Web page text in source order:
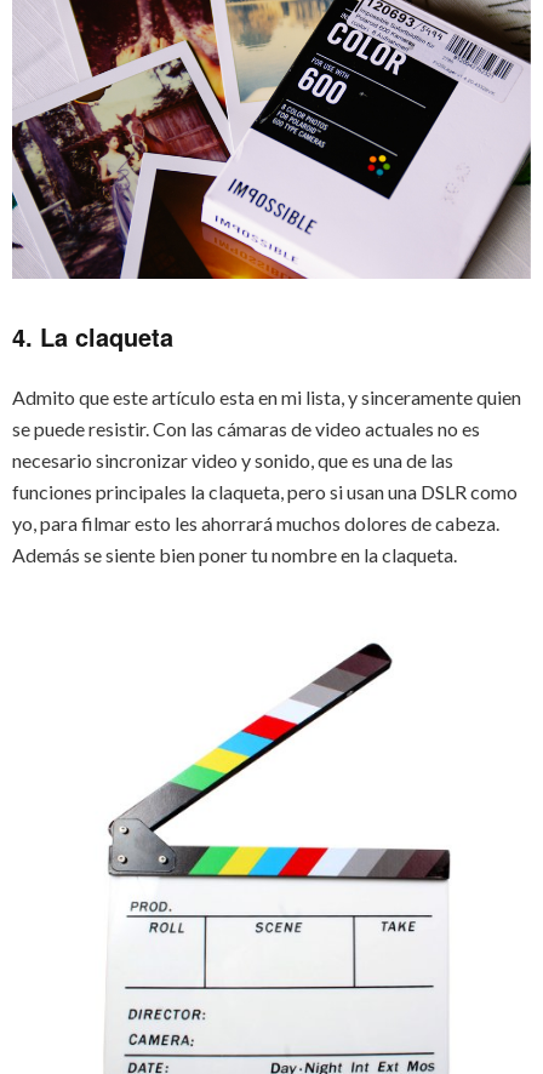
4. La claqueta
Admito que este artículo esta en mi lista, y sinceramente quien
se puede resistir. Con las cámaras de video actuales no es
necesario sincronizar video y sonido, que es una de las
funciones principales la claqueta, pero si usan una DSLR como
yo, para filmar esto les ahorrará muchos dolores de cabeza.
Además se siente bien poner tu nombre en la claqueta.